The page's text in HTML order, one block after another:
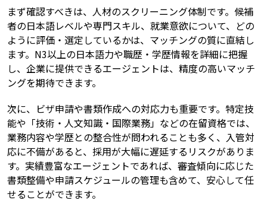
まず確認すべきは、人材のスクリーニング体制です。候補
者の日本語レベルや専門スキル、就業意欲について、どの
ように評価・選定しているかは、マッチングの質に直結し
ます。N3以上の日本語力や職歴・学歴情報を詳細に把握
し、企業に提供できるエージェントは、精度の高いマッチ
ングを期待できます。
次に、ビザ申請や書類作成への対応力も重要です。特定技
能や「技術・人文知識・国際業務」などの在留資格では、
業務内容や学歴との整合性が問われることも多く、入管対
応に不備があると、採用が大幅に遅延するリスクがありま
す。実績豊富なエージェントであれば、審査傾向に応じた
書類整備や申請スケジュールの管理も含めて、安心して任
せることができます。